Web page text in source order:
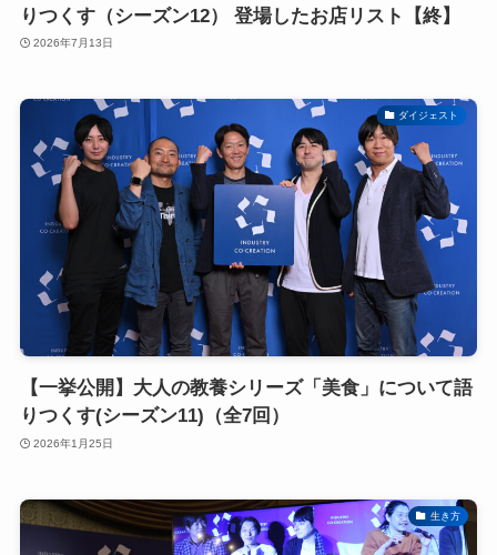
りつくす（シーズン12） 登場したお店リスト【終】
2026年7月13日
ダイジェスト
【一挙公開】大人の教養シリーズ「美食」について語
りつくす(シーズン11)（全7回）
2026年1月25日
生き方